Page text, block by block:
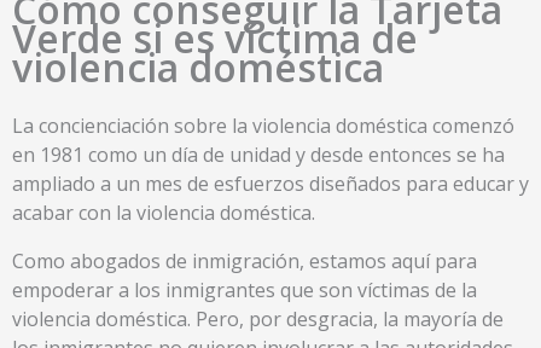
Verde si es víctima de
violencia doméstica
La concienciación sobre la violencia doméstica comenzó
en 1981 como un día de unidad y desde entonces se ha
ampliado a un mes de esfuerzos diseñados para educar y
acabar con la violencia doméstica.
Como abogados de inmigración, estamos aquí para
empoderar a los inmigrantes que son víctimas de la
violencia doméstica. Pero, por desgracia, la mayoría de